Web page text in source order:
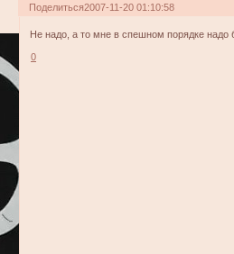
Поделиться2007-11-20 01:10:58
Не надо, а то мне в спешном порядке надо
0